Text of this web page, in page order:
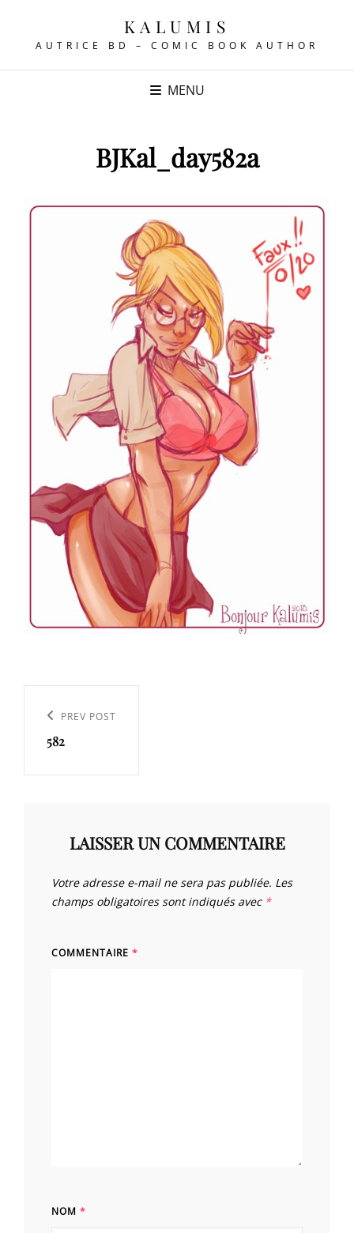
KALUMIS
AUTRICE BD – COMIC BOOK AUTHOR
MENU
BJKal_day582a
l’article
Previous
Post
PREV POST
582
LAISSER UN COMMENTAIRE
Votre adresse e-mail ne sera pas publiée. Les
champs obligatoires sont indiqués avec *
COMMENTAIRE *
NOM *